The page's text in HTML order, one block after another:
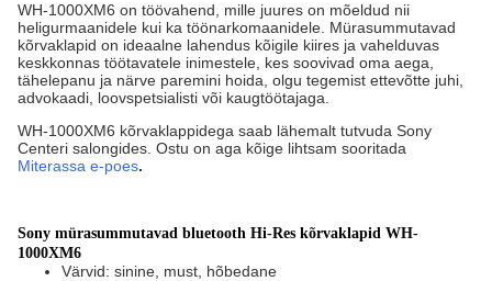
WH-1000XM6 on töövahend, mille juures on mõeldud nii
heligurmaanidele kui ka töönarkomaanidele. Mürasummutavad
kõrvaklapid on ideaalne lahendus kõigile kiires ja vahelduvas
keskkonnas töötavatele inimestele, kes soovivad oma aega,
tähelepanu ja närve paremini hoida, olgu tegemist ettevõtte juhi,
advokaadi, loovspetsialisti või kaugtöötajaga.
WH-1000XM6 kõrvaklappidega saab lähemalt tutvuda Sony
Centeri salongides. Ostu on aga kõige lihtsam sooritada
Miterassa e-poes.
Sony mürasummutavad bluetooth Hi-Res kõrvaklapid WH-
1000XM6
Värvid: sinine, must, hõbedane